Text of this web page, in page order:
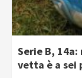
Serie B,
vetta è a sei